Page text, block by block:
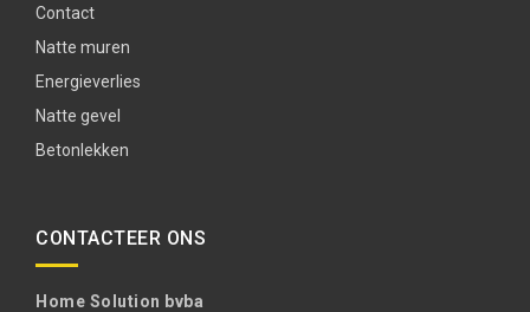
Contact
Natte muren
Energieverlies
Natte gevel
Betonlekken
CONTACTEER ONS
Home Solution bvba